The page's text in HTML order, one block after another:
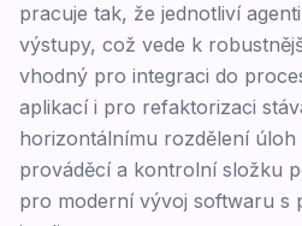
pracuje tak, že jednotliví
výstupy, což vede k
vhodný pro integraci do
aplikací i pro refaktorizaci
horizontálnímu rozdělení úloh
prováděcí a kontrolní složku
pro moderní vývoj softwaru s